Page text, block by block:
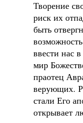
Творение
риск их
быть
ввести нас
мир
праотец
верующих.
стали Его
открывает